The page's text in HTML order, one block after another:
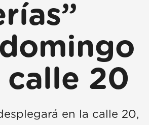
calle 20
en la calle 20,